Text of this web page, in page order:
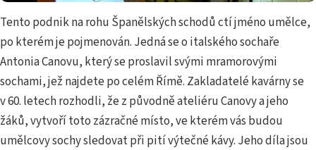
Tento podnik na rohu Španělských schodů ctí jméno umělce,
po kterém je pojmenován. Jedná se o italského sochaře
Antonia Canovu, který se proslavil svými mramorovými
sochami, jež najdete po celém Římě. Zakladatelé kavárny se
v 60. letech rozhodli, že z původně ateliéru Canovy a jeho
žáků, vytvoří toto zázračné místo, ve kterém vás budou
umělcovy sochy sledovat při pití výtečné kávy. Jeho díla jsou